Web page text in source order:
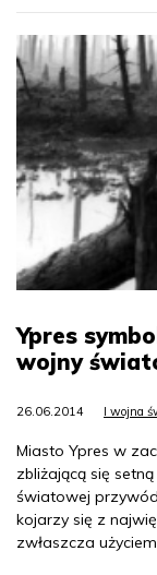
Ypres
wojny
26.06.2014 I wojna
Miasto Ypres w
zbliżającą się
światowej
kojarzy się z
zwłaszcza